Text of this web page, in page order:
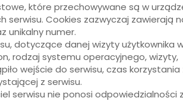
które przechowywane są w
Cookies zazwyczaj zawierają
unikalny numer.
dotyczące danej wizyty użytkownika
rodzaj systemu operacyjnego, wizyty,
wejście do serwisu, czas korzystania
z serwisu.
serwisu nie ponosi odpowiedzialności